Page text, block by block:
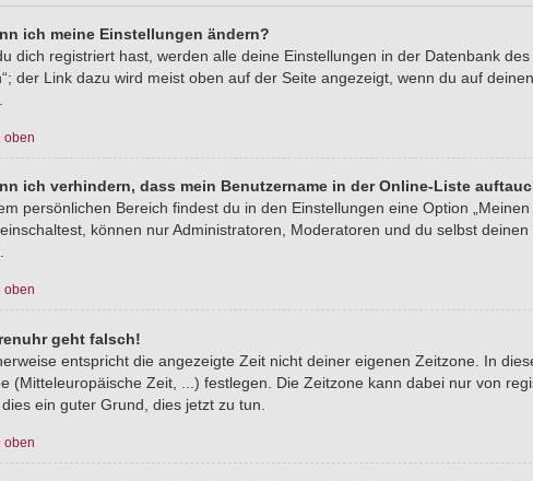
ich meine Einstellungen ändern?
dich registriert hast, werden alle deine Einstellungen in der Datenbank
der Link dazu wird meist oben auf der Seite angezeigt, wenn du auf
oben
ich verhindern, dass mein Benutzername in der Online-Liste
persönlichen Bereich findest du in den Einstellungen eine Option
können nur Administratoren, Moderatoren und du selbst
oben
geht falsch!
entspricht die angezeigte Zeit nicht deiner eigenen Zeitzone. In
(Mitteleuropäische Zeit, ...) festlegen. Die Zeitzone kann dabei nur von
ein guter Grund, dies jetzt zu tun.
oben